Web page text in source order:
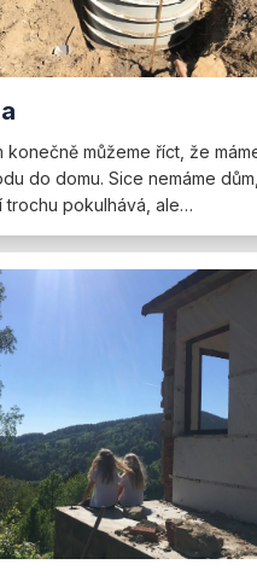
konečně můžeme říct, že
do domu. Sice nemáme
trochu pokulhává, ale…